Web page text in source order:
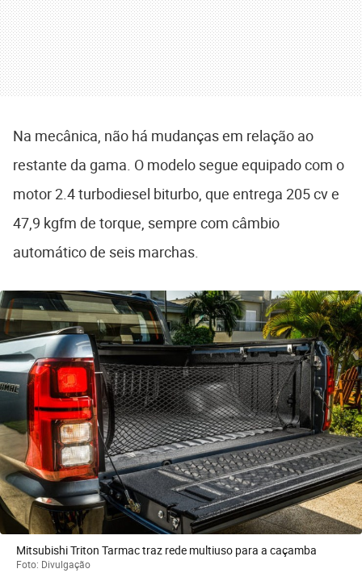
Na mecânica, não há mudanças em relação ao
restante da gama. O modelo segue equipado com o
motor 2.4 turbodiesel biturbo, que entrega 205 cv e
47,9 kgfm de torque, sempre com câmbio
automático de seis marchas.
Mitsubishi Triton Tarmac traz rede multiuso para a caçamba
Foto: Divulgação